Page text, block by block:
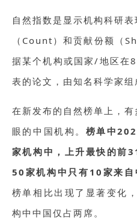
自然指数是显示机构科研
（Count）和贡献份额（
据某个机构或国家/地区在
表的论文，由知名科学家组
在新发布的自然榜单上，
眼的中国机构。 榜单中
家机构中，上升最快的前
50家机构中只有10家来
榜单相比出现了显著变化
构中中国仅占两席。